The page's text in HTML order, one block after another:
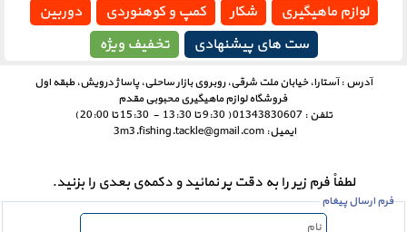
لوازم ماهیگیری شکار کمپ و کوهنوردی
دوربین
ست های پیشنهادی
تخفیف ویژه
آدرس : آستارا، خیابان ملت شرقی، روبروی بازار ساحلی، پاساژ درویش، طبقه اول
فروشگاه لوازم ماهیگیری محبوبی مقدم
تلفن : 01343830607 ( 9:30 تا 13:30 - 15:30 تا 20:00 )
ایمیل: 3m3.fishing.tackle@gmail.com
لطفاْ فرم زیر را به دقت پر نمائید و دکمه‌ی بعدی را بزنید.
فرم ارسال پيغام